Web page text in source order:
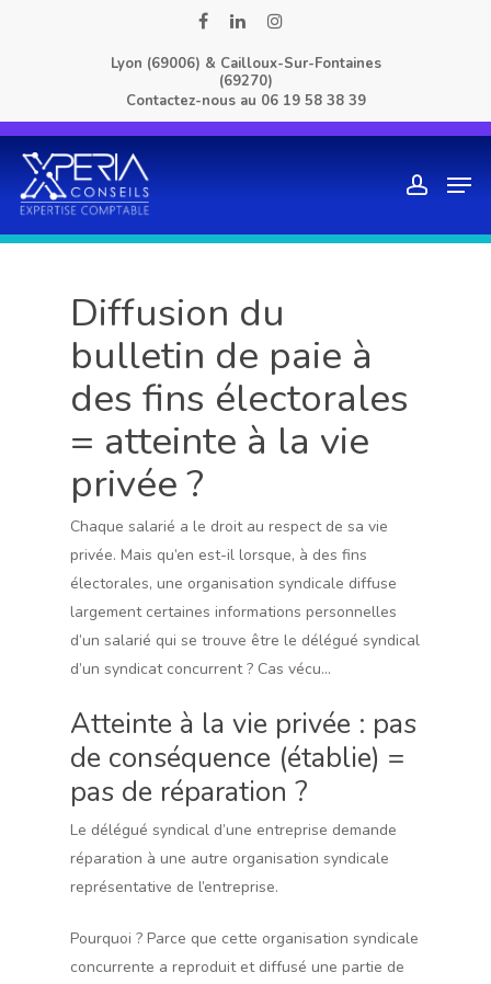
facebooklinkedininstagram
Lyon (69006) & Cailloux-Sur-Fontaines
(69270)
Contactez-nous au 06 19 58 38 39
Diffusion du
bulletin de paie à
des fins électorales
= atteinte à la vie
privée ?
Chaque salarié a le droit au respect de sa vie
privée. Mais qu’en est-il lorsque, à des fins
électorales, une organisation syndicale diffuse
largement certaines informations personnelles
d’un salarié qui se trouve être le délégué syndical
d’un syndicat concurrent ? Cas vécu…
Atteinte à la vie privée : pas
de conséquence (établie) =
pas de réparation ?
Le délégué syndical d’une entreprise demande
réparation à une autre organisation syndicale
représentative de l’entreprise.
Pourquoi ? Parce que cette organisation syndicale
concurrente a reproduit et diffusé une partie de